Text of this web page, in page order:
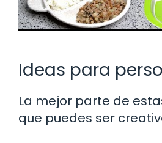
Ideas para
La mejor parte de
que puedes ser